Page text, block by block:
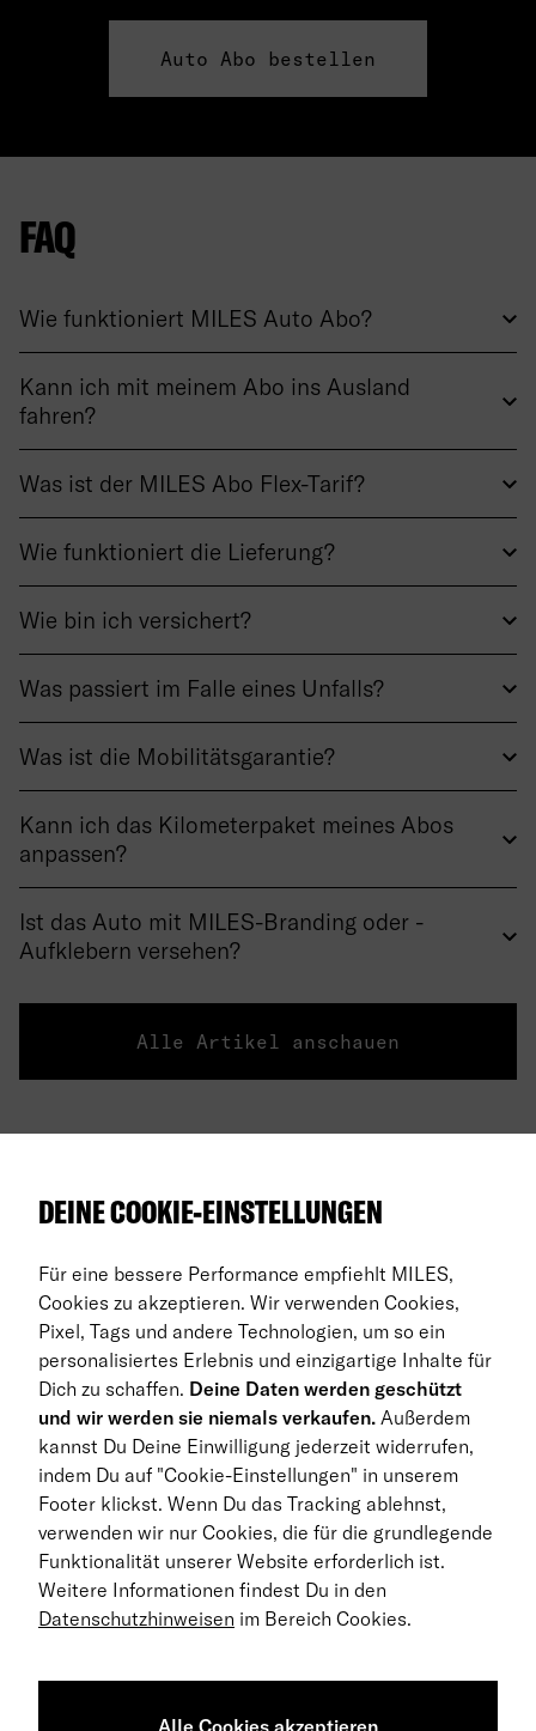
Auto Abo bestellen
FAQ
Wie funktioniert MILES Auto Abo?
Kann ich mit meinem Abo ins Ausland
fahren?
Was ist der MILES Abo Flex-Tarif?
Wie funktioniert die Lieferung?
Wie bin ich versichert?
Was passiert im Falle eines Unfalls?
Was ist die Mobilitätsgarantie?
Kann ich das Kilometerpaket meines Abos
anpassen?
Ist das Auto mit MILES-Branding oder -
Aufklebern versehen?
Alle Artikel anschauen
Über uns
FAQ
Business Abo
Rückgabe
DE
© 2026 MILES Mobility GmbH
Geschäftsbedingungen
Datenschutzerklärung
DEINE COOKIE-EINSTELLUNGEN
Für eine bessere Performance empfiehlt MILES,
Cookies zu akzeptieren. Wir verwenden Cookies,
Pixel, Tags und andere Technologien, um so ein
personalisiertes Erlebnis und einzigartige Inhalte für
Dich zu schaffen. Deine Daten werden geschützt
und wir werden sie niemals verkaufen. Außerdem
kannst Du Deine Einwilligung jederzeit widerrufen,
indem Du auf "Cookie-Einstellungen" in unserem
Footer klickst. Wenn Du das Tracking ablehnst,
verwenden wir nur Cookies, die für die grundlegende
Funktionalität unserer Website erforderlich ist.
Weitere Informationen findest Du in den
Datenschutzhinweisen im Bereich Cookies.
Alle Cookies akzeptieren